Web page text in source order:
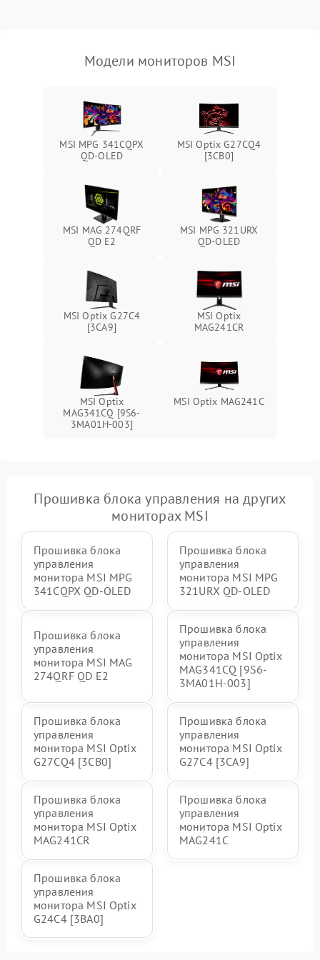
Неисправность системы
перенапряжения
Подробнее →
защиты от замыкания
Подробнее →
Повреждение системы
защиты от перегрузок
1000 ₽ Подробнее →
Неисправность системы
защиты от перегрева
Подробнее →
Поломка системы защиты
от перенапряжения
Подробнее →
Поломка системы защиты
от замыкания
Подробнее →
Модели мониторов MSI
MSI MPG 341CQPX
QD-OLED
MSI Optix G27CQ4
[3CB0]
MSI MAG 274QRF
QD E2
MSI MPG 321URX
QD-OLED
MSI Optix G27C4
[3CA9]
MSI Optix
MAG241CR
MSI Optix
MAG341CQ [9S6-
3MA01H-003]
MSI Optix MAG241C
Прошивка блока управления на других
мониторах MSI
Прошивка блока
управления
монитора MSI MPG
341CQPX QD-OLED
Прошивка блока
управления
монитора MSI MPG
321URX QD-OLED
Прошивка блока
управления
монитора MSI MAG
274QRF QD E2
Прошивка блока
управления
монитора MSI Optix
MAG341CQ [9S6-
3MA01H-003]
Прошивка блока
управления
монитора MSI Optix
G27CQ4 [3CB0]
Прошивка блока
управления
монитора MSI Optix
G27C4 [3CA9]
Прошивка блока
управления
монитора MSI Optix
MAG241CR
Прошивка блока
управления
монитора MSI Optix
MAG241C
Прошивка блока
управления
монитора MSI Optix
G24C4 [3BA0]